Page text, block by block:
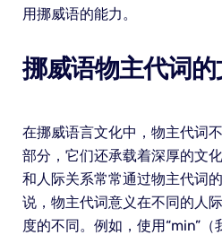
用挪威语的能力。
挪威语物主代词
在挪威语言文化中，物主代词
部分，它们还承载着深厚的文
和人际关系常常通过物主代词
说，物主代词意义在不同的人
度的不同。例如，使用“min”（